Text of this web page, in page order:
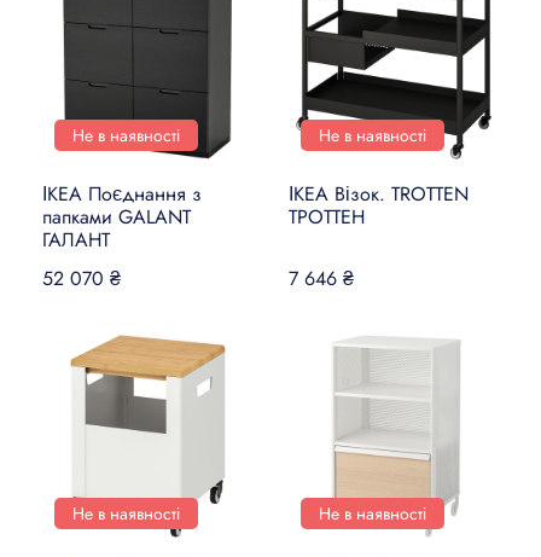
Не в наявності
ІКЕА Поєднання з
папками GALANT
ГАЛАНТ
52 070 ₴
Не в наявності
ІКЕА Візок. TROTTEN
ТРОТТЕН
7 646 ₴
Не в наявності Не в наявності